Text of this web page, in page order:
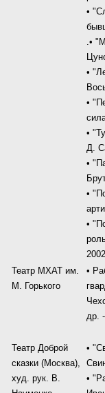
•
.•
•
•
•
Д.
•
•
•
Театр МХАТ им.
М. Горького
•
др.
Театр Доброй
сказки (Москва),
худ. рук. В.
•
•